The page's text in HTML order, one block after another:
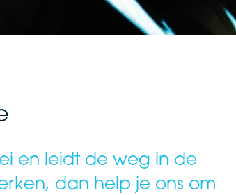
en leidt de weg in de
dan help je ons om